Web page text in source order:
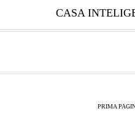
CASA
PRIMA